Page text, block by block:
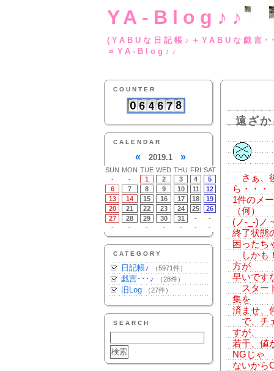
YA-Blog♪♪
(YABUな日記帳♪
＝YA-Blog♪♪
COUNTER
CALENDAR
« 2019.1 »
SUN MON TUE WED THU FRI SAT
-
- 1 2 3 4
5
6
7 8 9 10 11
12
13
14 15 16 17 18
19
20
21 22 23 24 25
26
27
28 29 30 31 -
-
-
- - - - - -
CATEGORY
日記帳♪ （5971件）
戯言･･･♪ （28件）
旧Log （27件）
SEARCH
遠ざ
さぁ、
ら・・・
1件のメ
（何）
(ノ-_-)ノ
終了状態
困ったち
しかも
方が
早いです
スター
集を
済ませ、
で、チ
すが、
若干、値
NGじゃ
ないから